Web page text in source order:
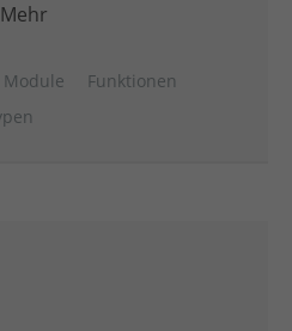
Mehr
Module
Funktionen